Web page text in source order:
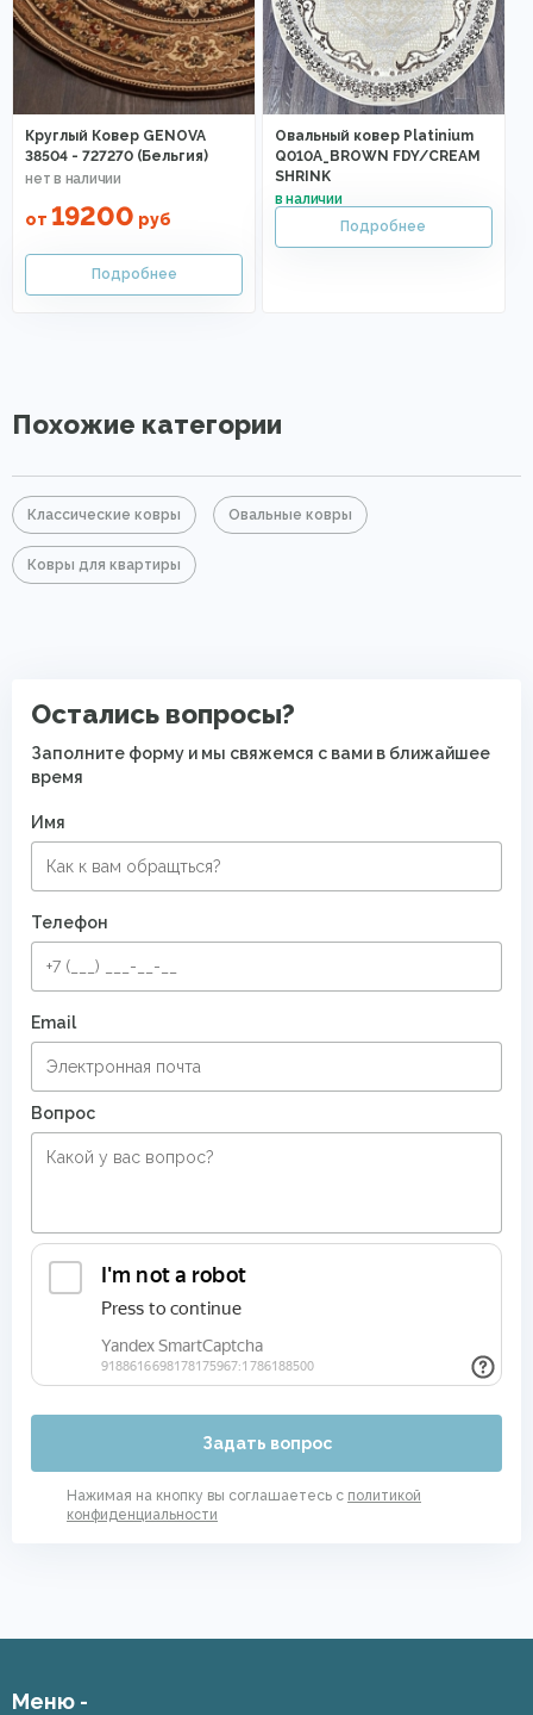
Круглый Ковер GENOVA
38504 - 727270 (Бельгия)
от 19200 руб
Овальный ковер Platinium
Q010A_BROWN FDY/CREAM
SHRINK
Похожие категории
Классические ковры Овальные ковры
Ковры для квартиры
Остались вопросы?
Заполните форму и мы свяжемся с вами в ближайшее
время
Имя
Телефон
Email
Вопрос
Задать вопрос
Нажимая на кнопку вы соглашаетесь с политикой
конфиденциальности
Меню -